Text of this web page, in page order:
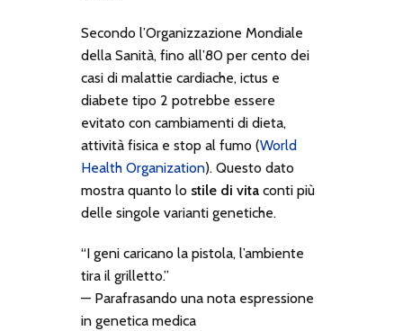
Secondo l’Organizzazione Mondiale
della Sanità, fino all’80 per cento dei
casi di malattie cardiache, ictus e
diabete tipo 2 potrebbe essere
evitato con cambiamenti di dieta,
attività fisica e stop al fumo (World
Health Organization). Questo dato
mostra quanto lo stile di vitaconti più
delle singole varianti genetiche.
“I geni caricano la pistola, l’ambiente
tira il grilletto.”
— Parafrasando una nota espressione
in genetica medica